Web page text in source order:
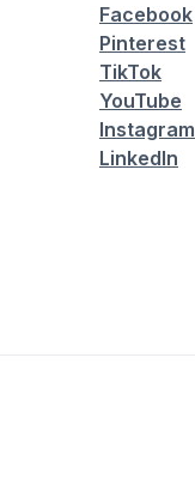
Facebook
Pinterest
TikTok
YouTube
Instagram
LinkedIn